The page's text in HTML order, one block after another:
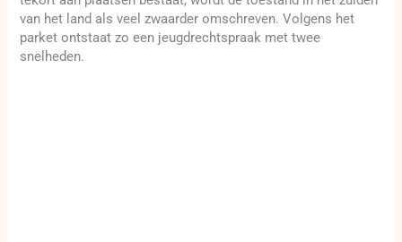
van het land als veel zwaarder omschreven. Volgens het
parket ontstaat zo een jeugdrechtspraak met twee
snelheden.